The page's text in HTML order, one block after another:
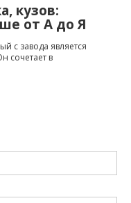
кузов:
от A до Я
с завода является
сочетает в